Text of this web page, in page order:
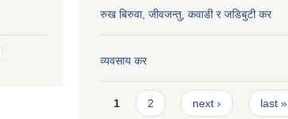
रुख बिरुवा, जीवजन्तु, कवाडी र जडिबुटी कर
व्यवसाय कर
Pages
1 2 next › last »